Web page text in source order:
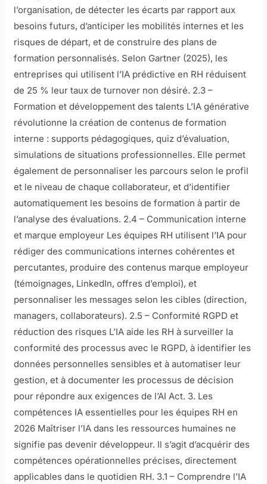
l’organisation, de détecter les écarts par rapport aux
besoins futurs, d’anticiper les mobilités internes et les
risques de départ, et de construire des plans de
formation personnalisés. Selon Gartner (2025), les
entreprises qui utilisent l’IA prédictive en RH réduisent
de 25 % leur taux de turnover non désiré. 2.3 –
Formation et développement des talents L’IA générative
révolutionne la création de contenus de formation
interne : supports pédagogiques, quiz d’évaluation,
simulations de situations professionnelles. Elle permet
également de personnaliser les parcours selon le profil
et le niveau de chaque collaborateur, et d’identifier
automatiquement les besoins de formation à partir de
l’analyse des évaluations. 2.4 – Communication interne
et marque employeur Les équipes RH utilisent l’IA pour
rédiger des communications internes cohérentes et
percutantes, produire des contenus marque employeur
(témoignages, LinkedIn, offres d’emploi), et
personnaliser les messages selon les cibles (direction,
managers, collaborateurs). 2.5 – Conformité RGPD et
réduction des risques L’IA aide les RH à surveiller la
conformité des processus avec le RGPD, à identifier les
données personnelles sensibles et à automatiser leur
gestion, et à documenter les processus de décision
pour répondre aux exigences de l’AI Act. 3. Les
compétences IA essentielles pour les équipes RH en
2026 Maîtriser l’IA dans les ressources humaines ne
signifie pas devenir développeur. Il s’agit d’acquérir des
compétences opérationnelles précises, directement
applicables dans le quotidien RH. 3.1 – Comprendre l’IA